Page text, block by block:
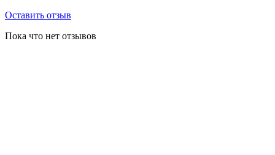
Оставить отзыв
Пока что нет отзывов